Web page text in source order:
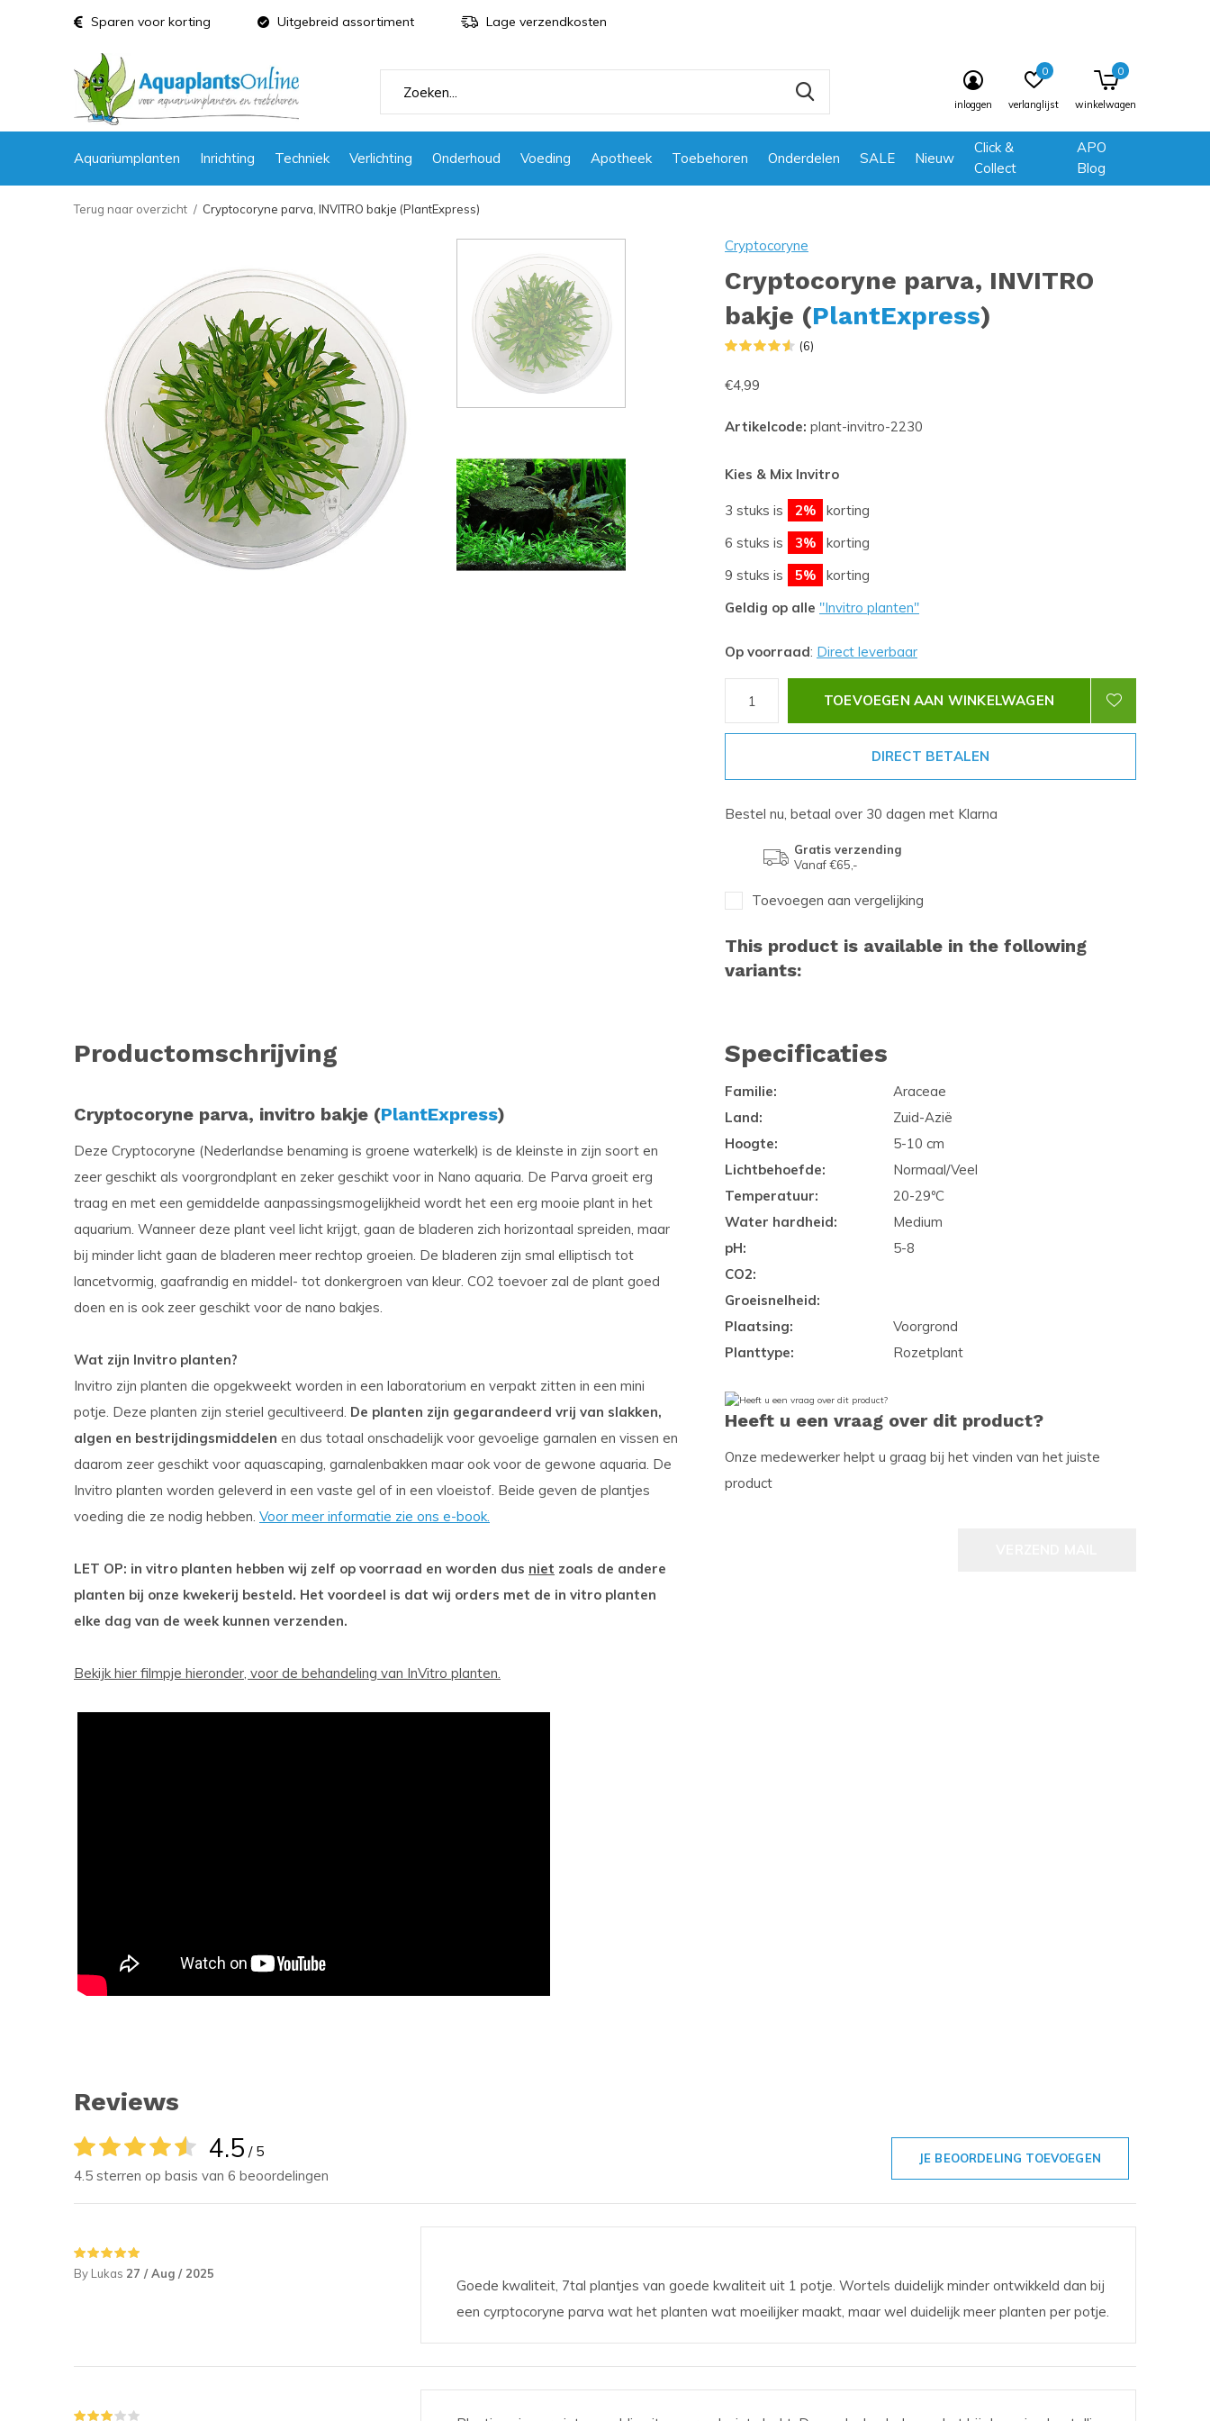
Aquariumplanten Inrichting Techniek Verlichting Onderhoud Voeding Apotheek Toebehoren Onderdelen SALE Nieuw
Click &
Collect
APO
Blog
inloggen verlanglijst
0
winkelwagen
0
Sparen voor korting Uitgebreid assortiment Lage verzendkosten
Terug naar overzicht Cryptocoryne parva, INVITRO bakje (PlantExpress)
Cryptocoryne
Cryptocoryne parva, INVITRO
bakje (PlantExpress)
(6)
€4,99
Artikelcode: plant-invitro-2230
Kies & Mix Invitro
3 stuks is 2%
korting
6 stuks is
3%
korting
9 stuks is
5%
korting
Geldig op alle ''Invitro planten''
Op voorraad: Direct leverbaar
TOEVOEGEN AAN WINKELWAGEN
DIRECT BETALEN
Bestel nu, betaal over 30 dagen met Klarna
Gratis verzending
Vanaf €65,-
Toevoegen aan vergelijking
This product is available in the following
variants:
Productomschrijving
Cryptocoryne parva, invitro bakje (PlantExpress)
Deze Cryptocoryne (Nederlandse benaming is groene waterkelk) is de kleinste in zijn soort en
zeer geschikt als voorgrondplant en zeker geschikt voor in Nano aquaria. De Parva groeit erg
traag en met een gemiddelde aanpassingsmogelijkheid wordt het een erg mooie plant in het
aquarium. Wanneer deze plant veel licht krijgt, gaan de bladeren zich horizontaal spreiden, maar
bij minder licht gaan de bladeren meer rechtop groeien. De bladeren zijn smal elliptisch tot
lancetvormig, gaafrandig en middel- tot donkergroen van kleur. CO2 toevoer zal de plant goed
doen en is ook zeer geschikt voor de nano bakjes.
Wat zijn Invitro planten?
Invitro zijn planten die opgekweekt worden in een laboratorium en verpakt zitten in een mini
potje. Deze planten zijn steriel gecultiveerd. De planten zijn gegarandeerd vrij van slakken,
algen en bestrijdingsmiddelen en dus totaal onschadelijk voor gevoelige garnalen en vissen en
daarom zeer geschikt voor aquascaping, garnalenbakken maar ook voor de gewone aquaria. De
Invitro planten worden geleverd in een vaste gel of in een vloeistof. Beide geven de plantjes
voeding die ze nodig hebben. Voor meer informatie zie ons e-book.
LET OP: in vitro planten hebben wij zelf op voorraad en worden dus niet zoals de andere
planten bij onze kwekerij besteld. Het voordeel is dat wij orders met de in vitro planten
elke dag van de week kunnen verzenden.
Bekijk hier filmpje hieronder, voor de behandeling van InVitro planten.
Specificaties
Familie:
Araceae
Land:
Zuid-Azië
Hoogte:
5-10 cm
Lichtbehoefde:
Normaal/Veel
Temperatuur:
20-29ºC
Water hardheid:
Medium
pH:
5-8
CO2:
Groeisnelheid:
Plaatsing:
Voorgrond
Planttype:
Rozetplant
Heeft u een vraag over dit product?
Onze medewerker helpt u graag bij het vinden van het juiste
product
Reviews
4.5 / 5
4.5 sterren op basis van 6 beoordelingen
JE BEOORDELING TOEVOEGEN
By Lukas 27 / Aug / 2025
Goede kwaliteit, 7tal plantjes van goede kwaliteit uit 1 potje. Wortels duidelijk minder ontwikkeld dan bij
een cyrptocoryne parva wat het planten wat moeilijker maakt, maar wel duidelijk meer planten per potje.